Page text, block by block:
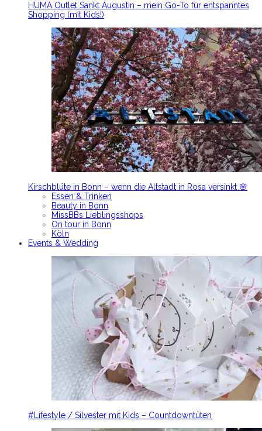
HUMA Outlet Sankt Augustin – mein Go-To für entspanntes
Shopping (mit Kids!)
Kirschblüte in Bonn – wenn die Altstadt in Rosa versinkt 🌸
Essen & Trinken
Beauty in Bonn
MissBBs Lieblingsshops
On tour in Bonn
Köln
Events & Wedding
#Lifestyle / Silvester mit Kids – Countdowntüten